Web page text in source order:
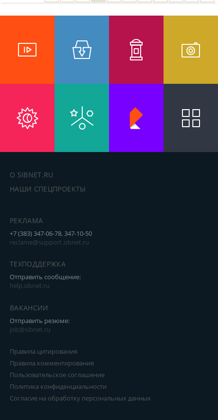
О SIBNET.RU
НАШИ СПЕЦПРОЕКТЫ
РЕКЛАМА
+7 (383) 347-06-78, 347-10-50
reclame@support.sibnet.ru
ТЕХПОДДЕРЖКА
Отправить сообщение:
help.sibnet.ru
ВАКАНСИИ
Отправить резюме:
job@sibnet.ru
Правила цитирования
Правила комментирования
Пользовательское соглашение
Политика конфиденциальности
Согласие на обработку персональных данных